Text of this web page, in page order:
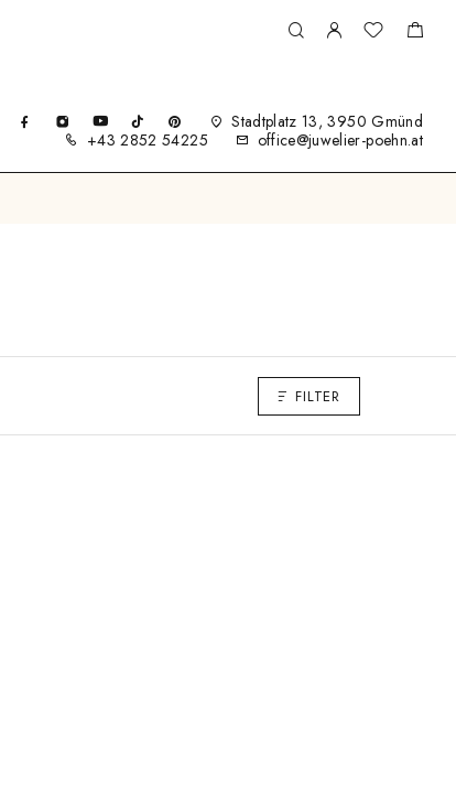
Stadtplatz 13, 3950 Gmünd
+43 2852 54225
office@juwelier-poehn.at
FILTER